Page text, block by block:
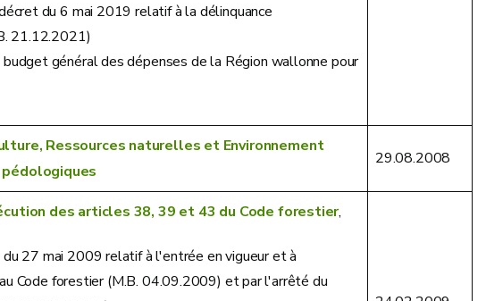
du 6 mai 2019 relatif à la délinquance
21.12.2021)
général des dépenses de la Région wallonne pour
Ressources naturelles et Environnement
29.08.2008
des articles 38, 39 et 43 du Code forestier,
27 mai 2009 relatif à l'entrée en vigueur et à
Code forestier (M.B. 04.09.2009) et par l'arrêté du